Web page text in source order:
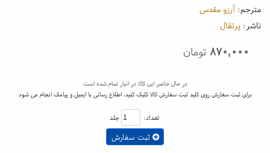
مترجم: آرزو مقدس
ناشر: پرتقال
۸۷۰,۰۰۰ تومان
در حال حاضر این کالا در انبار تمام شده است
برای ثبت سفارش روی کلید ثبت سفارش کالا کلیک کنید، اطلاع رسانی با ایمیل و پیامک انجام می شود
تعداد: جلد
ثبت سفارش